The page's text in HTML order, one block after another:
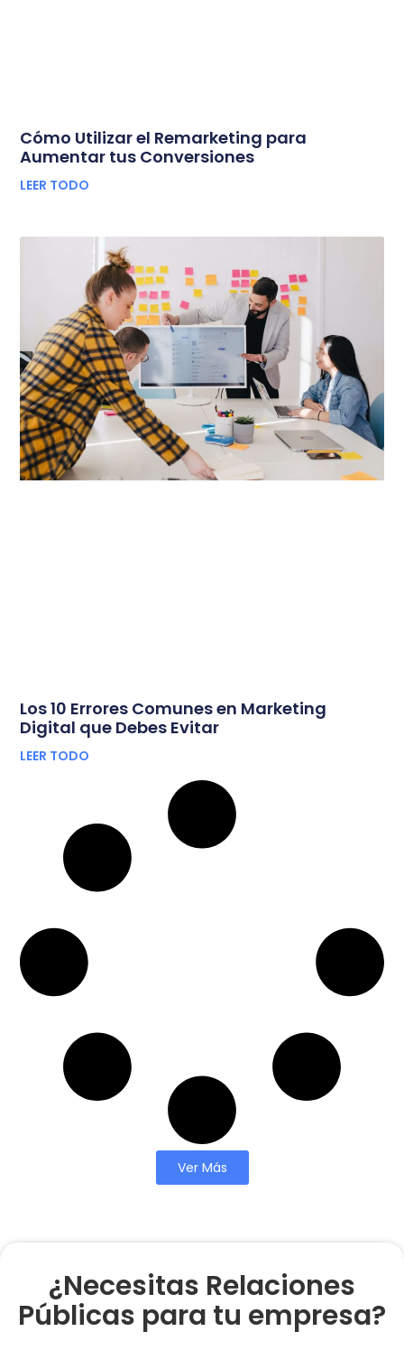
Cómo Utilizar el Remarketing para
Aumentar tus Conversiones
LEER TODO
Los 10 Errores Comunes en Marketing
Digital que Debes Evitar
LEER TODO
Ver Más
¿Necesitas Relaciones
Públicas para tu empresa?